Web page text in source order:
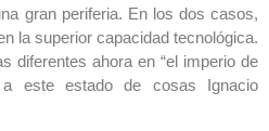
gran periferia. En los dos casos,
la superior capacidad tecnológica.
diferentes ahora en “el imperio de
este estado de cosas Ignacio